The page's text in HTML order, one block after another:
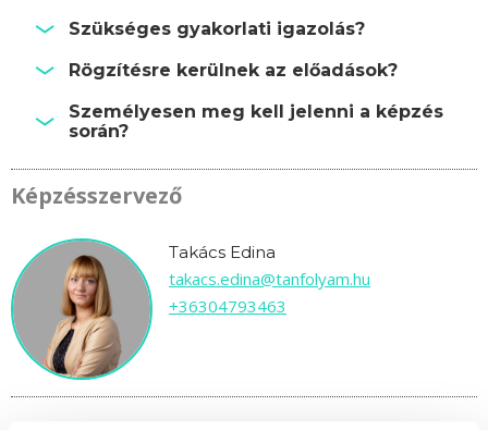
Szükséges gyakorlati igazolás?
Rögzítésre kerülnek az előadások?
Személyesen meg kell jelenni a képzés
során?
Képzésszervező
Takács Edina
takacs.edina@tanfolyam.hu
+36304793463